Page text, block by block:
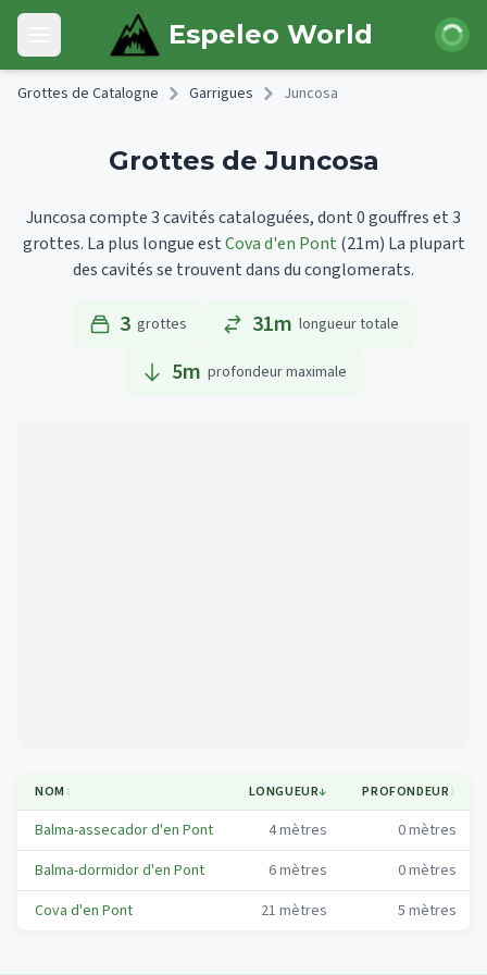
Skip to main content
Open main menu Espeleo World
Grottes de Catalogne Garrigues Juncosa
Grottes de Juncosa
Juncosa compte 3 cavités cataloguées, dont 0 gouffres et 3
grottes. La plus longue estCova d'en Pont (21m) La plupart
des cavités se trouvent dans du conglomerats.
3 grottes 31m longueur totale
5m profondeur maximale
NOM ↕ LONGUEUR↓ PROFONDEUR↕
Balma-assecador d'en Pont 4mètres 0mètres
Balma-dormidor d'en Pont
6mètres 0mètres
Cova d'en Pont
21 mètres 5 mètres